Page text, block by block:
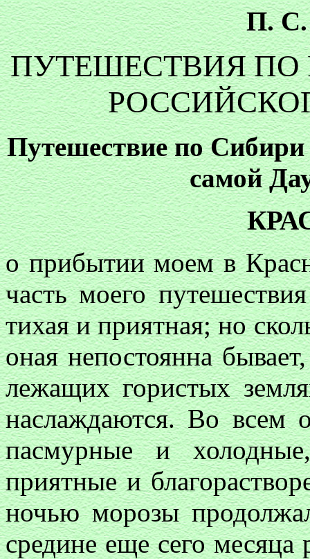
П.
ПУТЕШЕСТВИЯ
Путешествие по
самой
о прибытии моем в
часть моего
тихая и приятная; но
оная непостоянна
лежащих гористых
наслаждаются. Во всем
пасмурные и
приятные и
ночью морозы
средине еще сего месяца